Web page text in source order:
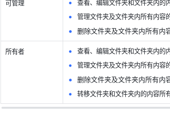
可管理
查看、编辑文件夹和文件夹内的
管理文件夹及文件夹内所有内容
删除文件夹及文件夹内所有内
所有者
查看、编辑文件夹和文件夹内的
管理文件夹及文件夹内所有内容
删除文件夹及文件夹内所有内
转移文件夹和文件夹内的内容所